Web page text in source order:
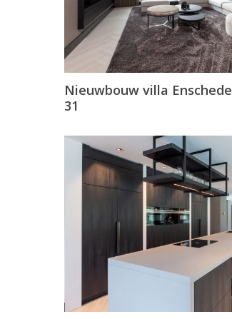
Nieuwbouw villa Enschede
31